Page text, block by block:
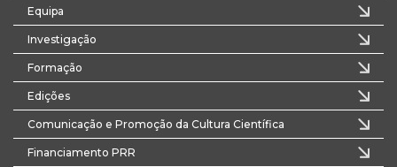
Equipa
Investigação
Formação
Edições
Comunicação e Promoção da Cultura Científica
Financiamento PRR